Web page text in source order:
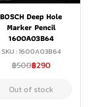
BOSCH Deep Hole
Marker Pencil
1600A03B64
SKU : 1600A03B64
฿500฿290
Out of stock